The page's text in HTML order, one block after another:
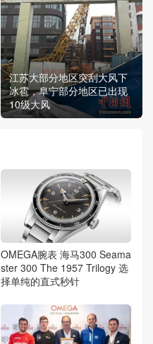
江苏大部分地区突刮大风下
冰雹，阜宁部分地区已出现
10级大风
OMEGA腕表 海马300 Seama
ster 300 The 1957 Trilogy 选
择单纯的直式秒针